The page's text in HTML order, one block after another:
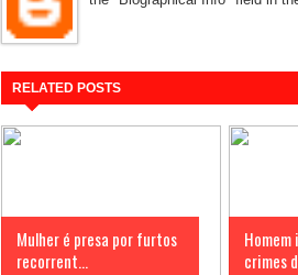
RELATED POSTS
Mulher é presa por furtos
recorrent...
crimes